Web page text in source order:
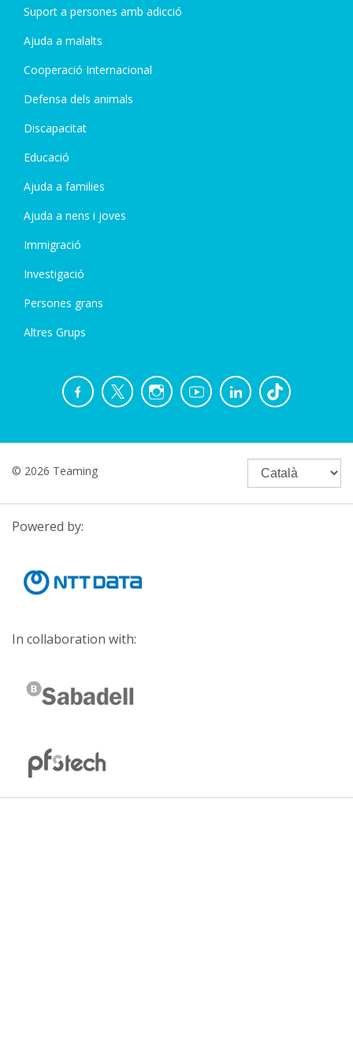
Suport a persones amb adicció
Ajuda a malalts
Cooperació Internacional
Defensa dels animals
Discapacitat
Educació
Ajuda a families
Ajuda a nens i joves
Immigració
Investigació
Persones grans
Altres Grups
© 2026 Teaming
Powered by:
In collaboration with: